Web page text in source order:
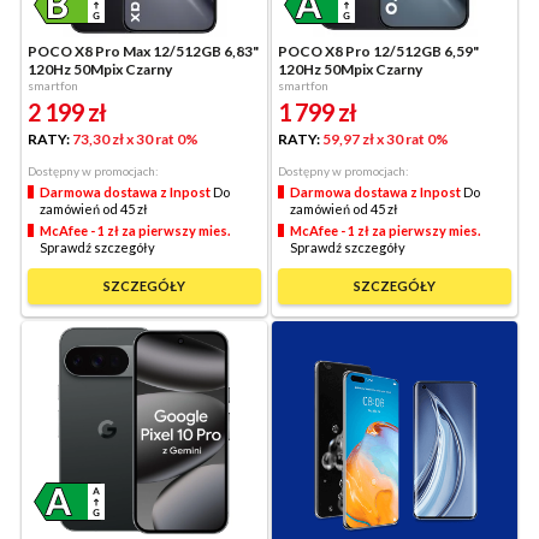
POCO X8 Pro Max 12/512GB 6,83"
120Hz 50Mpix Czarny
smartfon
2 199zł
RATY: 73,30 złx 30 rat 0%
Dostępny w promocjach:
Darmowa dostawa z InpostDo
zamówień od 45 zł
McAfee - 1 zł za pierwszy mies.
Sprawdź szczegóły
SZCZEGÓŁY
POCO X8 Pro 12/512GB 6,59"
120Hz 50Mpix Czarny
smartfon
1 799zł
RATY: 59,97 złx 30 rat 0%
Dostępny w promocjach:
Darmowa dostawa z InpostDo
zamówień od 45 zł
McAfee - 1 zł za pierwszy mies.
Sprawdź szczegóły
SZCZEGÓŁY